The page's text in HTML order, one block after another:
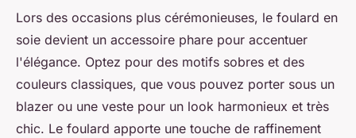
Lors des occasions plus cérémonieuses, le foulard en
soie devient un accessoire phare pour accentuer
l'élégance. Optez pour des motifs sobres et des
couleurs classiques, que vous pouvez porter sous un
blazer ou une veste pour un look harmonieux et très
chic. Le foulard apporte une touche de raffinement